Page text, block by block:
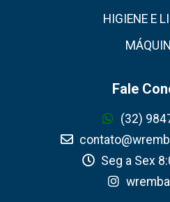
HIGIENE E
Fale
(32)
Seg a Sex